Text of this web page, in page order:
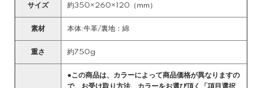
サイズ 約350×260×120（mm）
素材 本体:牛革/裏地：綿
重さ 約750g
●この商品は、カラーによって商品価格が異なりますの
で、お受け取り方法、カラーをお選び頂く「項目選択